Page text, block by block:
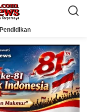
Pendidikan